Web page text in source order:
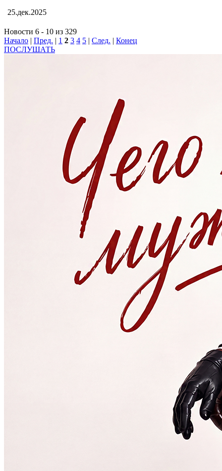
25.дек.2025
Новости 6 - 10 из 329
Начало | Пред. | 1 2 3 4 5 | След. | Конец
ПОСЛУШАТЬ